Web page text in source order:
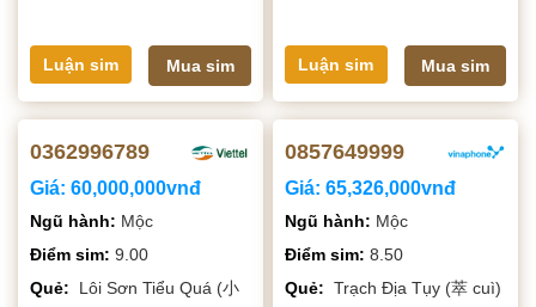
Luận sim Mua sim Luận sim Mua sim
0362996789
Giá: 60,000,000vnđ
Ngũ hành: Mộc
Điểm sim: 9.00
Quẻ:
Lôi Sơn Tiểu Quá (小
0857649999
Giá:65,326,000vnđ
Ngũ hành: Mộc
Điểm sim:8.50
Quẻ: Trạch Địa Tụy (萃 cuì)